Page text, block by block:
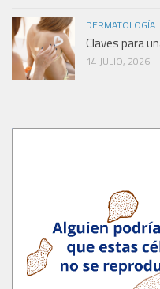
DERMATOLOGÍA
Claves para
14 JULIO, 2026